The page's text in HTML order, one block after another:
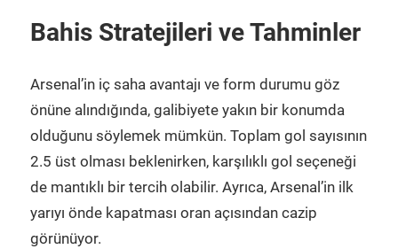
Bahis Stratejileri ve Tahminler
Arsenal’in iç saha avantajı ve form durumu göz
önüne alındığında, galibiyete yakın bir konumda
olduğunu söylemek mümkün. Toplam gol sayısının
2.5 üst olması beklenirken, karşılıklı gol seçeneği
de mantıklı bir tercih olabilir. Ayrıca, Arsenal’in ilk
yarıyı önde kapatması oran açısından cazip
görünüyor.